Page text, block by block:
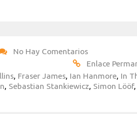
No Hay Comentarios
Enlace
, Fraser James, Ian Hanmore, In
, Sebastian Stankiewicz, Simon Lööf,